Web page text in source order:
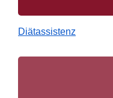
Diätassistenz